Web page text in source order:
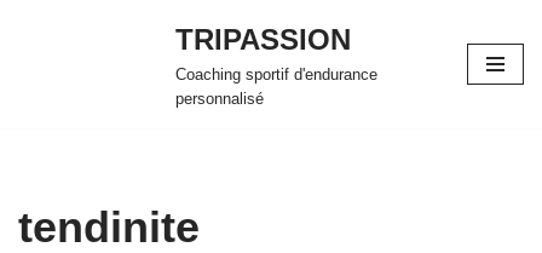
TRIPASSION
Coaching sportif d'endurance
personnalisé
tendinite